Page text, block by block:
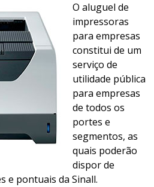
O aluguel de
impressoras
para empresas
constitui de um
serviço de
utilidade pública
para empresas
de todos os
portes e
segmentos, as
quais poderão
dispor de
e pontuais da Sinall.